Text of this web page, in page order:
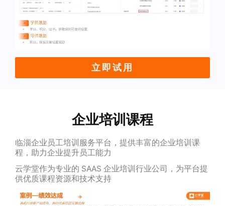
立即试用
企业培训课程
临淄企业员工培训服务平台，提供丰富的企业培训课
程，助力企业提升员工能力
云学堂作为专业的 SAAS 企业培训行业公司，为平台提
供优质课程资源和技术支持